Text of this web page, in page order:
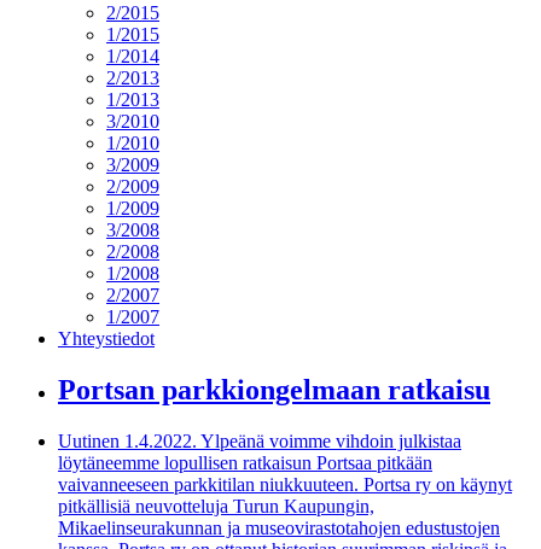
2/2015
1/2015
1/2014
2/2013
1/2013
3/2010
1/2010
3/2009
2/2009
1/2009
3/2008
2/2008
1/2008
2/2007
1/2007
Yhteystiedot
Portsan parkkiongelmaan ratkaisu
Uutinen 1.4.2022. Ylpeänä voimme vihdoin julkistaa
löytäneemme lopullisen ratkaisun Portsaa pitkään
vaivanneeseen parkkitilan niukkuuteen. Portsa ry on käynyt
pitkällisiä neuvotteluja Turun Kaupungin,
Mikaelinseurakunnan ja museovirastotahojen edustustojen